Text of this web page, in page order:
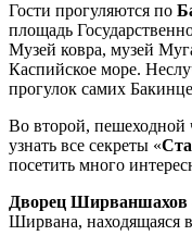
Гости прогуляются по
площадь
Музей ковра, музей
Каспийское море.
прогулок самих
Во второй, пешеходной
узнать все секреты «
посетить много
Дворец Ширваншахов
Ширвана, находящаяся